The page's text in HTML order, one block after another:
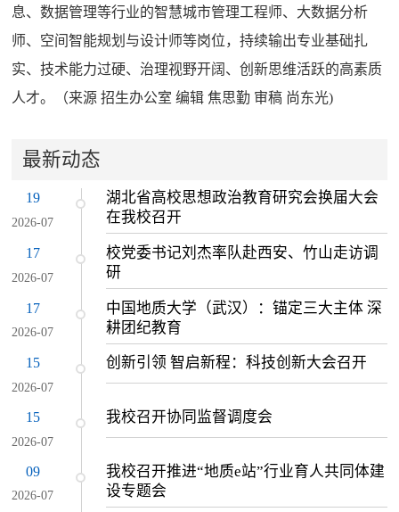
息、数据管理等行业的智慧城市管理工程师、大数据分析
师、空间智能规划与设计师等岗位，持续输出专业基础扎
实、技术能力过硬、治理视野开阔、创新思维活跃的高素质
人才。（来源 招生办公室 编辑 焦思勤 审稿 尚东光)
最新动态
19
2026-07
湖北省高校思想政治教育研究会换届大会
在我校召开
17
2026-07
校党委书记刘杰率队赴西安、竹山走访调
研
17
2026-07
中国地质大学（武汉）：锚定三大主体 深
耕团纪教育
15
2026-07
创新引领 智启新程：科技创新大会召开
15
2026-07
我校召开协同监督调度会
09
2026-07
我校召开推进“地质e站”行业育人共同体建
设专题会